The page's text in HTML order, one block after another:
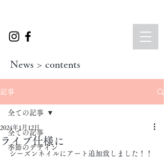
News > contents
記事
全ての記事
季節のデザイン
全ての記事
ライブ仕様に
2024年1月12日
シーズンネイルにアート追加致しました！！